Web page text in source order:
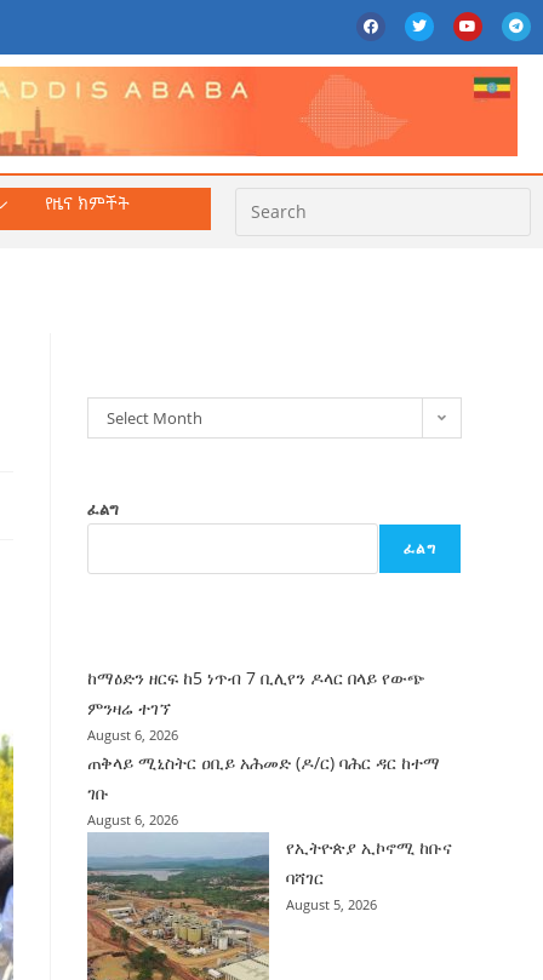
የዜና ክምችት
Select Month
ፈልግ
ፈልግ
ከማዕድን ዘርፍ ከ5 ነጥብ 7 ቢሊየን ዶላር በላይ የውጭ
ምንዛሬ ተገኘ
August 6, 2026
ጠቅላይ ሚኒስትር ዐቢይ አሕመድ (ዶ/ር) ባሕር ዳር ከተማ
ገቡ
August 6, 2026
የኢትዮጵያ ኢኮኖሚ ከቡና
ባሻገር
August 5, 2026